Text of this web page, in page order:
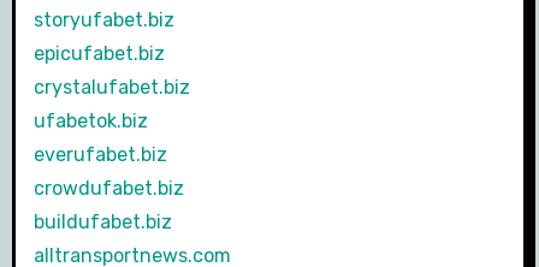
storyufabet.biz
epicufabet.biz
crystalufabet.biz
ufabetok.biz
everufabet.biz
crowdufabet.biz
buildufabet.biz
alltransportnews.com